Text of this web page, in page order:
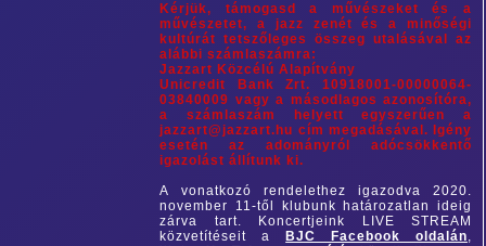
Kérjük, támogasd a művészeket és a
művészetet, a jazz zenét és a minőségi
kultúrát tetszőleges összeg utalásával az
alábbi számlaszámra:
Jazzart Közcélú Alapítvány
Unicredit Bank Zrt. 10918001-00000064-
03840009 vagy a másodlagos azonosítóra,
a számlaszám helyett egyszerűen a
jazzart@jazzart.hu cím megadásával. Igény
esetén az adományról adócsökkentő
igazolást állítunk ki.
A vonatkozó rendelethez igazodva 2020.
november 11-től klubunk határozatlan ideig
zárva tart. Koncertjeink LIVE STREAM
közvetítéseit a
BJC Facebook oldalán,